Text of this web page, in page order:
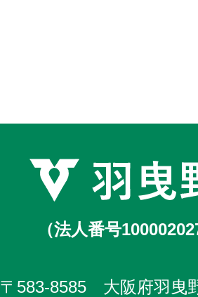
（法人番号
〒583-8585 大阪府羽曳